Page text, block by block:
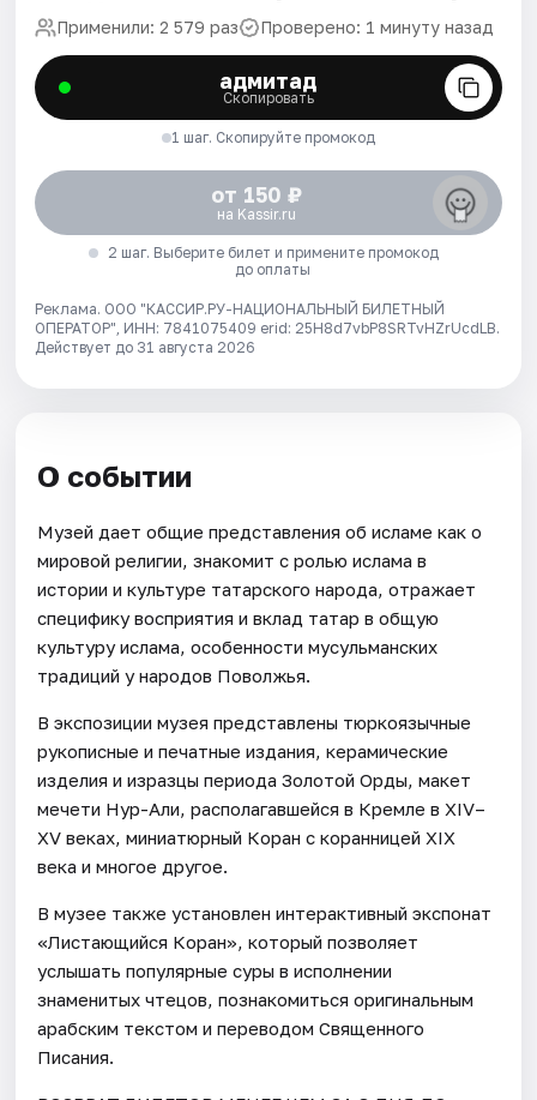
Применили: 2 579 раз Проверено: 1 минуту назад
адмитад
Скопировать
1 шаг. Скопируйте промокод
от 150 ₽
на Kassir.ru
2 шаг. Выберите билет и примените промокод
до оплаты
Реклама. ООО "КАССИР.РУ-НАЦИОНАЛЬНЫЙ БИЛЕТНЫЙ
ОПЕРАТОР", ИНН: 7841075409 erid: 25H8d7vbP8SRTvHZrUcdLB.
Действует до 31 августа 2026
О событии
Музей дает общие представления об исламе как о
мировой религии, знакомит с ролью ислама в
истории и культуре татарского народа, отражает
специфику восприятия и вклад татар в общую
культуру ислама, особенности мусульманских
традиций у народов Поволжья.
В экспозиции музея представлены тюркоязычные
рукописные и печатные издания, керамические
изделия и изразцы периода Золотой Орды, макет
мечети Нур-Али, располагавшейся в Кремле в XIV–
XV веках, миниатюрный Коран с коранницей XIX
века и многое другое.
В музее также установлен интерактивный экспонат
«Листающийся Коран», который позволяет
услышать популярные суры в исполнении
знаменитых чтецов, познакомиться оригинальным
арабским текстом и переводом Священного
Писания.